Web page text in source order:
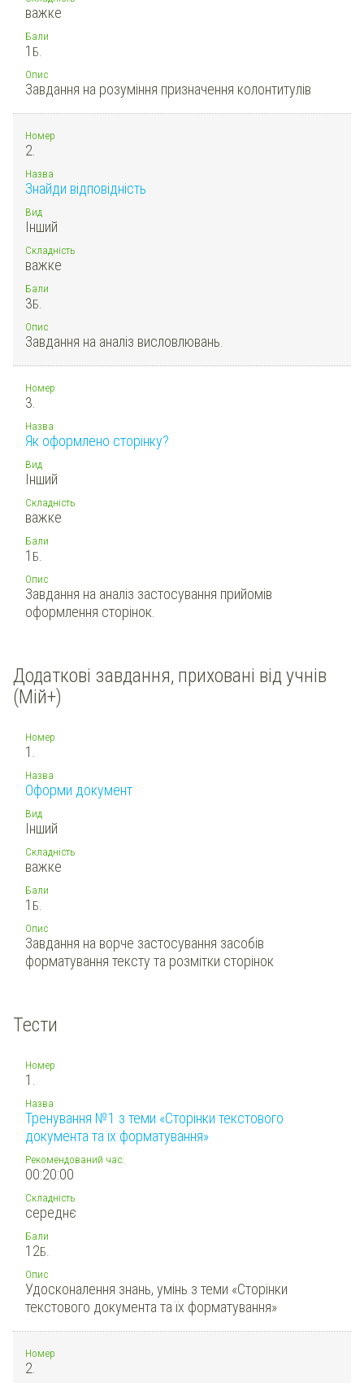
важке
Бали
1 Б.
Опис
Завдання на розуміння призначення колонтитулів
Номер
2.
Назва
Знайди відповідність
Вид
Інший
Складність
важке
Бали
3Б.
Опис
Завдання на аналіз висловлювань.
Номер
3.
Назва
Як оформлено сторінку?
Вид
Інший
Складність
важке
Бали
1 Б.
Опис
Завдання на аналіз застосування прийомів
оформлення сторінок.
Додаткові завдання, приховані від учнів
(Мій+)
Номер
1.
Назва
Оформи документ
Вид
Інший
Складність
важке
Бали
1 Б.
Опис
Завдання на ворче застосування засобів
форматування тексту та розмітки сторінок
Тести
Номер
1.
Назва
Тренування №1 з теми «Сторінки текстового
документа та їх форматування»
Рекомендований час:
00:20:00
Складність
середнє
Бали
12Б.
Опис
Удосконалення знань, умінь з теми «Сторінки
текстового документа та їх форматування»
Номер
2.